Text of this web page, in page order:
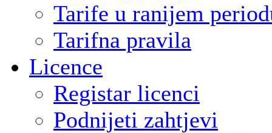
Tarife u ranijem
Tarifna pravila
Licence
Registar licenci
Podnijeti zahtjevi